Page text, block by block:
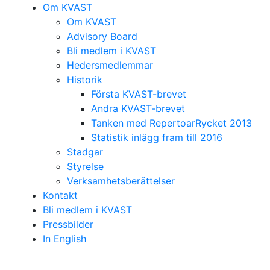
Om KVAST
Om KVAST
Advisory Board
Bli medlem i KVAST
Hedersmedlemmar
Historik
Första KVAST-brevet
Andra KVAST-brevet
Tanken med RepertoarRycket 2013
Statistik inlägg fram till 2016
Stadgar
Styrelse
Verksamhetsberättelser
Kontakt
Bli medlem i KVAST
Pressbilder
In English